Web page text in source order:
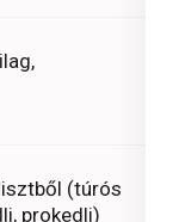
(túrós
prokedli)